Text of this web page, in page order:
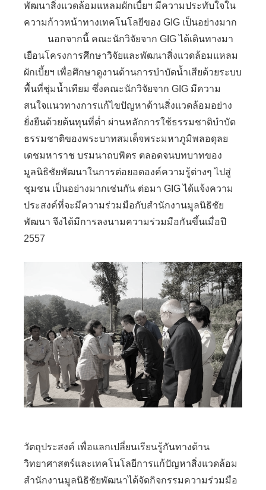
พัฒนาสิ่งแวดล้อมแหลมผักเบี้ยฯ มีความประทับใจใน
ความก้าวหน้าทางเทคโนโลยีของ GIG เป็นอย่างมาก
นอกจากนี้ คณะนักวิจัยจาก GIG ได้เดินทางมา
เยือนโครงการศึกษาวิจัยและพัฒนาสิ่งแวดล้อมแหลม
ผักเบี้ยฯ เพื่อศึกษาดูงานด้านการบำบัดน้ำเสียด้วยระบบ
พื้นที่ชุ่มน้ำเทียม ซึ่งคณะนักวิจัยจาก GIG มีความ
สนใจแนวทางการแก้ไขปัญหาด้านสิ่งแวดล้อมอย่าง
ยั่งยืนด้วยต้นทุนที่ต่ำ ผ่านหลักการใช้ธรรมชาติบำบัด
ธรรมชาติของพระบาทสมเด็จพระมหาภูมิพลอดุลย
เดชมหาราช บรมนาถบพิตร ตลอดจนบทบาทของ
มูลนิธิชัยพัฒนาในการต่อยอดองค์ความรู้ต่างๆ ไปสู่
ชุมชน เป็นอย่างมากเช่นกัน ต่อมา GIG ได้แจ้งความ
ประสงค์ที่จะมีความร่วมมือกับสำนักงานมูลนิธิชัย
พัฒนา จึงได้มีการลงนามความร่วมมือกันขึ้นเมื่อปี
2557
วัตถุประสงค์ เพื่อแลกเปลี่ยนเรียนรู้กันทางด้าน
วิทยาศาสตร์และเทคโนโลยีการแก้ปัญหาสิ่งแวดล้อม
สำนักงานมูลนิธิชัยพัฒนาได้จัดกิจกรรมความร่วมมือ